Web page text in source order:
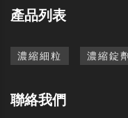
產品列表
濃縮細粒 濃縮錠
聯絡我們